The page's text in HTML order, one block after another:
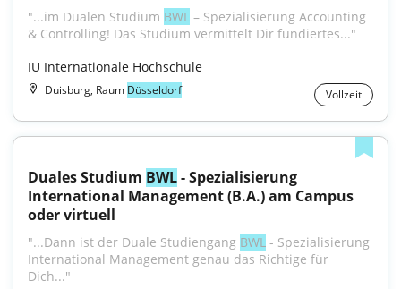
"...im Dualen Studium BWL – Spezialisierung Accounting
& Controlling! Das Studium vermittelt Dir fundiertes..."
IU Internationale Hochschule
Duisburg, Raum Düsseldorf Vollzeit
Duales Studium BWL - Spezialisierung
International Management (B.A.) am Campus
oder virtuell
"...Dann ist der Duale Studiengang BWL - Spezialisierung
International Management genau das Richtige für
Dich..."